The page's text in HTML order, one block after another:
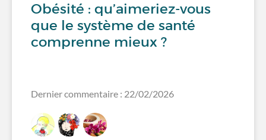
Obésité : qu’aimeriez-vous
que le système de santé
comprenne mieux ?
Dernier commentaire : 22/02/2026